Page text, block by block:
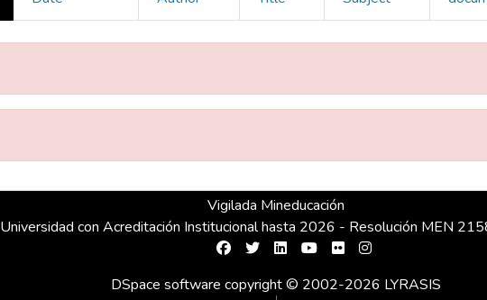
Vigilada Mineducación
Universidad con Acreditación Institucional hasta 2026 - Resolución MEN
DSpace software copyright © 2002-2026 LYRASIS